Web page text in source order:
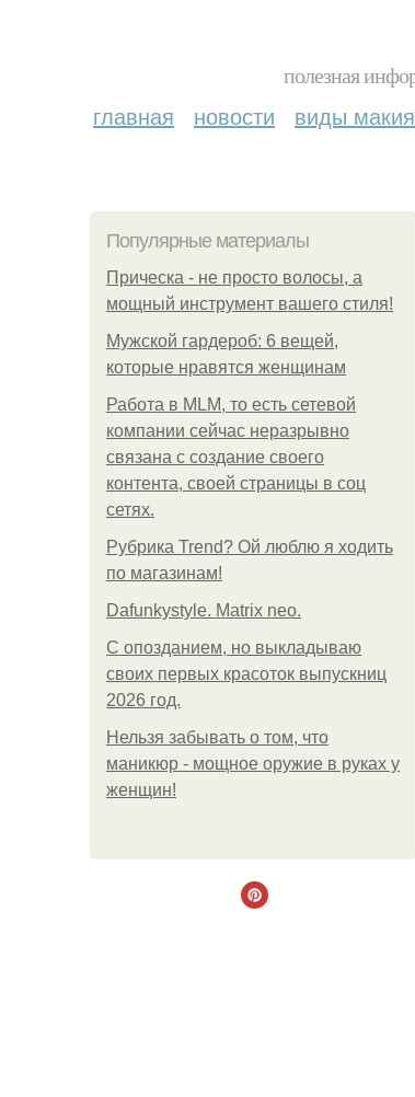
полезная
главная новости виды
Популярные материалы
Прическа - не просто волосы, а
мощный инструмент вашего стиля!
Мужской гардероб: 6 вещей,
которые нравятся женщинам
Работа в MLM, то есть сетевой
компании сейчас неразрывно
связана с создание своего
контента, своей страницы в соц
сетях.
Рубрика Trend? Ой люблю я ходить
по магазинам!
Dafunkystyle. Matrix neo.
С опозданием, но выкладываю
своих первых красоток выпускниц
2026 год.
Нельзя забывать о том, что
маникюр - мощное оружие в руках у
женщин!